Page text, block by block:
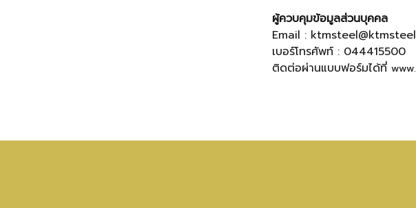
ผู้ควบคุมข้อมูลส่วนบุคคล
Email :
เบอร์โทรศัพท์ : 044415500
ติดต่อผ่านแบบฟอร์มได้ที่